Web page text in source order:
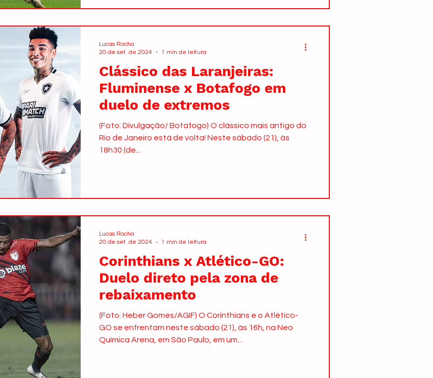
Clássico das Laranjeiras:
Fluminense x Botafogo em
duelo de extremos
(Foto: Divulgação/ Botafogo) O clássico mais antigo do
Rio de Janeiro está de volta! Neste sábado (21), às
18h30 (de...
Lucas Rocha
20 de set. de 2024
1 min de leitura
Corinthians x Atlético-GO:
Duelo direto pela zona de
rebaixamento
(Foto: Heber Gomes/AGIF) O Corinthians e o Atlético-
GO se enfrentam neste sábado (21), às 16h, na Neo
Química Arena, em São Paulo, em um...
Lucas Rocha
20 de set. de 2024
1 min de leitura